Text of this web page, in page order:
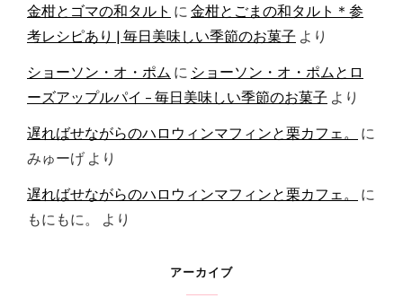
金柑とゴマの和タルト に 金柑とごまの和タルト＊参
考レシピあり | 毎日美味しい季節のお菓子 より
ショーソン・オ・ポム に ショーソン・オ・ポムとロ
ーズアップルパイ – 毎日美味しい季節のお菓子 より
遅ればせながらのハロウィンマフィンと栗カフェ。
に
みゅーげ より
遅ればせながらのハロウィンマフィンと栗カフェ。
に
もにもに。
より
アーカイブ